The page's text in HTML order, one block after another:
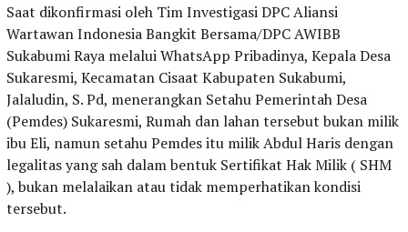
Saat dikonfirmasi oleh Tim Investigasi DPC Aliansi
Wartawan Indonesia Bangkit Bersama/DPC AWIBB
Sukabumi Raya melalui WhatsApp Pribadinya, Kepala Desa
Sukaresmi, Kecamatan Cisaat Kabupaten Sukabumi,
Jalaludin, S. Pd, menerangkan Setahu Pemerintah Desa
(Pemdes) Sukaresmi, Rumah dan lahan tersebut bukan milik
ibu Eli, namun setahu Pemdes itu milik Abdul Haris dengan
legalitas yang sah dalam bentuk Sertifikat Hak Milik ( SHM
), bukan melalaikan atau tidak memperhatikan kondisi
tersebut.